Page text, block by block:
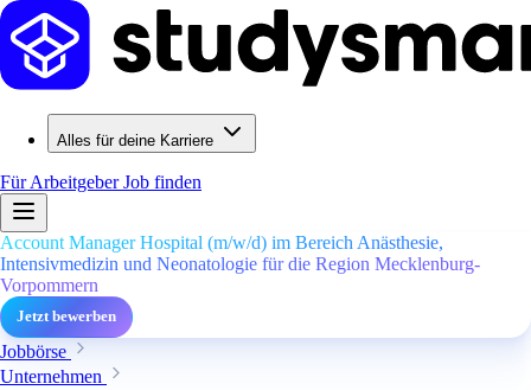
Alles für deine Karriere
Für ArbeitgeberJob finden
Account Manager Hospital (m/w/d) im Bereich Anästhesie,
Intensivmedizin und Neonatologie für die Region Mecklenburg-
Vorpommern
Jetzt bewerben
Jobbörse
Unternehmen